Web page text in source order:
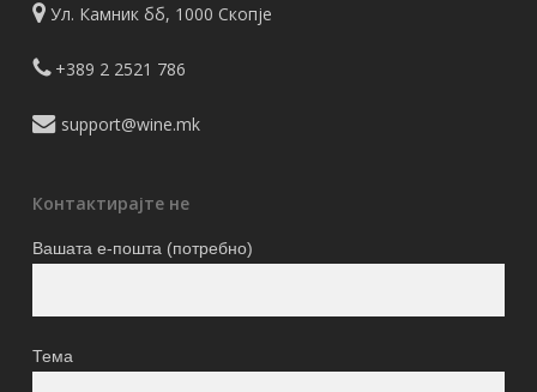
Ул. Камник бб, 1000 Скопје
+389 2 2521 786
support@wine.mk
Контактирајте не
Вашата е-пошта (потребно)
Тема